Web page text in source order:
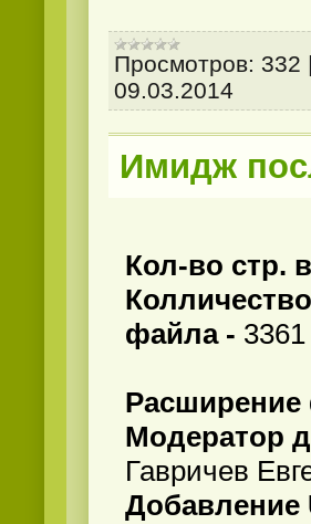
Просмотров: 332 |
09.03.2014
Имидж
Кол-во стр.
файла -
Модератор
Гавричев
Добавление